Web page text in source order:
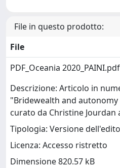
File in questo prodotto:
File
PDF_Oceania 2020_PAINI.pdf
Descrizione: Articolo in
"Bridewealth and
curato da Christine Jourdan
Tipologia: Versione
Licenza: Accesso ristretto
Dimensione 820.57 kB